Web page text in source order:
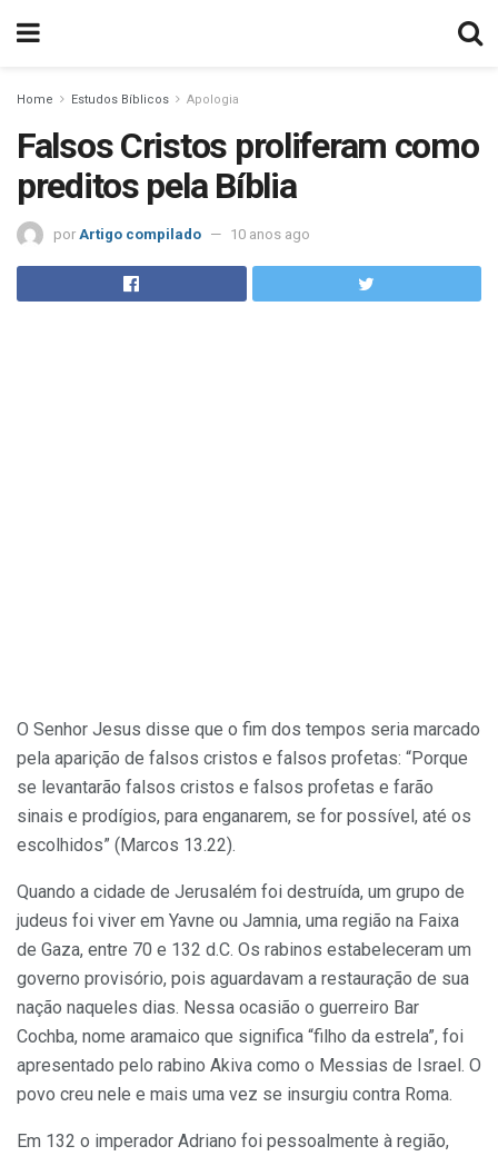
Home Estudos Bíblicos Apologia
Falsos Cristos proliferam como
preditos pela Bíblia
por Artigo compilado 10 anos ago
O Senhor Jesus disse que o fim dos tempos seria marcado
pela aparição de falsos cristos e falsos profetas: “Porque
se levantarão falsos cristos e falsos profetas e farão
sinais e prodígios, para enganarem, se for possível, até os
escolhidos” (Marcos 13.22).
Quando a cidade de Jerusalém foi destruída, um grupo de
judeus foi viver em Yavne ou Jamnia, uma região na Faixa
de Gaza, entre 70 e 132 d.C. Os rabinos estabeleceram um
governo provisório, pois aguardavam a restauração de sua
nação naqueles dias. Nessa ocasião o guerreiro Bar
Cochba, nome aramaico que significa “filho da estrela”, foi
apresentado pelo rabino Akiva como o Messias de Israel. O
povo creu nele e mais uma vez se insurgiu contra Roma.
Em 132 o imperador Adriano foi pessoalmente à região,